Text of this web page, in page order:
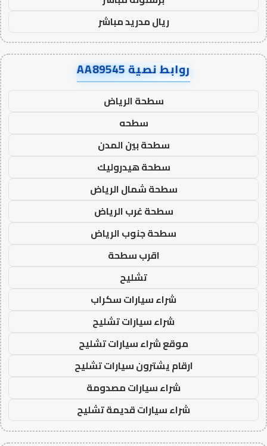
ريال مدريد مباشر
روابط نصية AA89545
سطحة الرياض
سطحه
سطحة بين المدن
سطحة هيدروليك
سطحة شمال الرياض
سطحة غرب الرياض
سطحة جنوب الرياض
اقرب سطحة
تشليح
شراء سيارات سكراب
شراء سيارات تشليح
موقع شراء سيارات تشليح
ارقام يشترون سيارات تشليح
شراء سيارات مصدومة
شراء سيارات قديمة تشليح